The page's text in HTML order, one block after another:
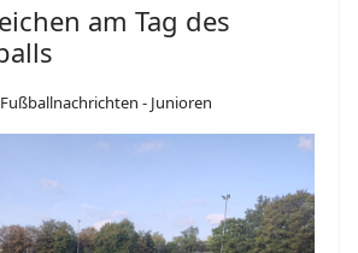
am Tag des
Fußballnachrichten - Junioren